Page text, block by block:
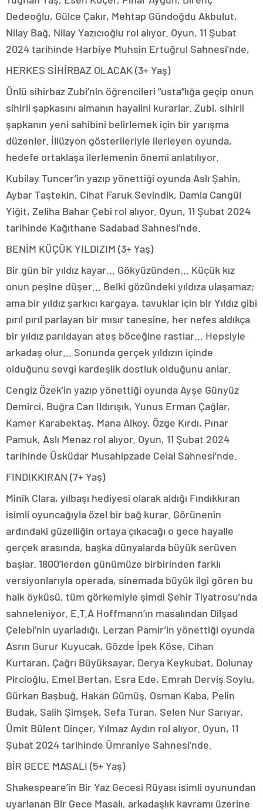
Dedeoğlu, Gülce Çakır, Mehtap Gündoğdu Akbulut,
Nilay Bağ, Nilay Yazıcıoğlu rol alıyor. Oyun, 11 Şubat
2024 tarihinde Harbiye Muhsin Ertuğrul Sahnesi’nde,
HERKES SİHİRBAZ OLACAK (3+ Yaş)
Ünlü sihirbaz Zubi’nin öğrencileri “usta”lığa geçip onun
sihirli şapkasını almanın hayalini kurarlar. Zubi, sihirli
şapkanın yeni sahibini belirlemek için bir yarışma
düzenler. İllüzyon gösterileriyle ilerleyen oyunda,
hedefe ortaklaşa ilerlemenin önemi anlatılıyor.
Kubilay Tuncer’in yazıp yönettiği oyunda Aslı Şahin,
Aybar Taştekin, Cihat Faruk Sevindik, Damla Cangül
Yiğit, Zeliha Bahar Çebi rol alıyor. Oyun, 11 Şubat 2024
tarihinde Kağıthane Sadabad Sahnesi’nde.
BENİM KÜÇÜK YILDIZIM (3+ Yaş)
Bir gün bir yıldız kayar… Gökyüzünden… Küçük kız
onun peşine düşer… Belki gözündeki yıldıza ulaşamaz;
ama bir yıldız şarkıcı kargaya, tavuklar için bir Yıldız gibi
pırıl pırıl parlayan bir mısır tanesine, her nefes aldıkça
bir yıldız parıldayan ateş böceğine rastlar… Hepsiyle
arkadaş olur… Sonunda gerçek yıldızın içinde
olduğunu sevgi kardeşlik dostluk olduğunu anlar.
Cengiz Özek’in yazıp yönettiği oyunda Ayşe Günyüz
Demirci, Buğra Can Ildırışık, Yunus Erman Çağlar,
Kamer Karabektaş, Mana Alkoy, Özge Kırdı, Pınar
Pamuk, Aslı Menaz rol alıyor. Oyun, 11 Şubat 2024
tarihinde Üsküdar Musahipzade Celal Sahnesi’nde.
FINDIKKIRAN (7+ Yaş)
Minik Clara, yılbaşı hediyesi olarak aldığı Fındıkkıran
isimli oyuncağıyla özel bir bağ kurar. Görünenin
ardındaki güzelliğin ortaya çıkacağı o gece hayalle
gerçek arasında, başka dünyalarda büyük serüven
başlar. 1800’lerden günümüze birbirinden farklı
versiyonlarıyla operada, sinemada büyük ilgi gören bu
halk öyküsü, tüm görkemiyle şimdi Şehir Tiyatrosu’nda
sahneleniyor. E.T.A Hoffmann’ın masalından Dilşad
Çelebi’nin uyarladığı, Lerzan Pamir’in yönettiği oyunda
Asrın Gurur Kuyucak, Gözde İpek Köse, Cihan
Kurtaran, Çağrı Büyüksayar, Derya Keykubat, Dolunay
Pircioğlu, Emel Bertan, Esra Ede, Emrah Derviş Soylu,
Gürkan Başbuğ, Hakan Gümüş, Osman Kaba, Pelin
Budak, Salih Şimşek, Sefa Turan, Selen Nur Sarıyar,
Ümit Bülent Dinçer, Yılmaz Aydın rol alıyor. Oyun, 11
Şubat 2024 tarihinde Ümraniye Sahnesi’nde.
BİR GECE MASALI (5+ Yaş)
Shakespeare’in Bir Yaz Gecesi Rüyası isimli oyunundan
uyarlanan Bir Gece Masalı, arkadaşlık kavramı üzerine